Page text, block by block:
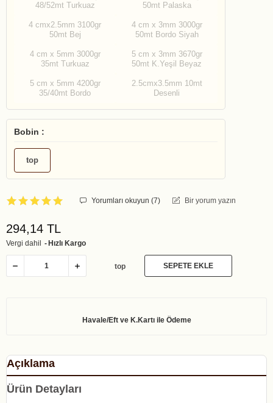
48/52mt Turkuaz
50mt Palaska
4 cmx2.5mm 3100gr
50mt Bej
4 cm x 3mm 3000gr
50mt Bordo Siyah
4 cm x 5mm 3000gr
35mt Turkuaz
5 cm x 3mm 3670gr
50mt K.Yeşil Beyaz
5 cm x 5mm 4200gr
35/40mt Bordo
2.5cmx3.5mm 10mt
Desenli
Bobin :
top
Yorumları okuyun (7) Bir yorum yazın
294,14 TL
Vergi dahil Hızlı Kargo
top SEPETE EKLE
Açıklama
Ürün Detayları